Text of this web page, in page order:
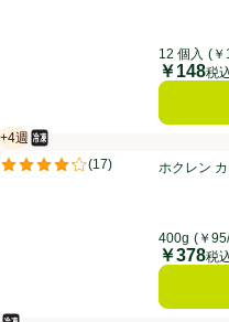
12 個入 (￥
価格
￥148税
ホクレン カレー野菜【冷凍】
+4週
賞味・消費期限保証：4週間
冷凍食品
(17)
評価は17件のレビューで5点中
ホクレン
400g (￥
価格
￥378税